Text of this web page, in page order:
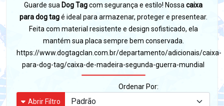
Guarde sua Dog Tagcom segurança e estilo! Nossa caixa
para dog tagé ideal para armazenar, proteger e presentear.
Feita com material resistente e design sofisticado, ela
mantém sua placa sempre bem conservada.
https://www.dogtagclan.com.br/departamento/adicionais/caixa-
para-dog-tag/caixa-de-madeira-segunda-guerra-mundial
Ordenar Por:
Abrir Filtro